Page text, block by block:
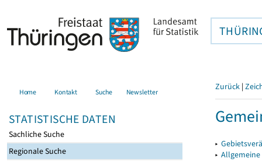
Home Kontakt Suche Newsletter
STATISTISCHE DATEN
Sachliche Suche
Regionale Suche
Zurück |
▸
▸